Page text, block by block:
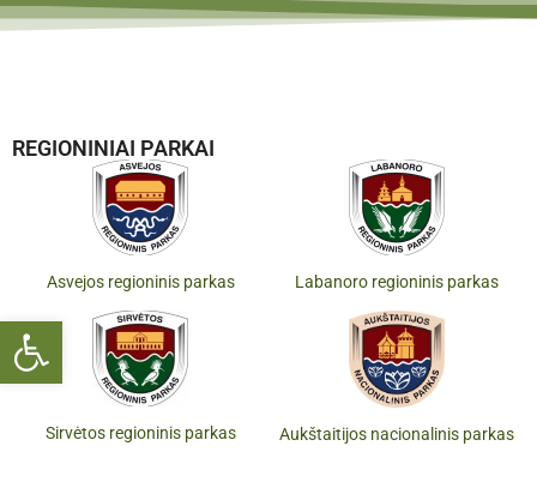
Open toolbar
REGIONINIAI PARKAI
Asvejos regioninis parkas Labanoro regioninis parkas
Sirvėtos regioninis parkas Aukštaitijos nacionalinis parkas